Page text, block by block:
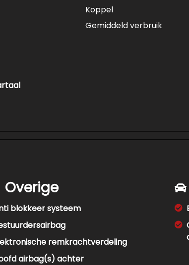
Koppel
Gemiddeld verbruik
Overige
blokkeer systeem
remkrachtverdeling
airbag(s) achter